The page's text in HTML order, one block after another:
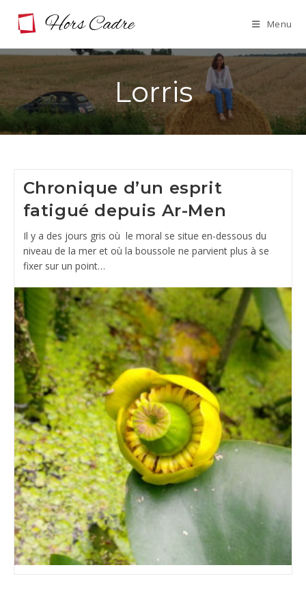
Menu
Lorris
Chronique d’un esprit
fatigué depuis Ar-Men
Il y a des jours gris où le moral se situe en-dessous du
niveau de la mer et où la boussole ne parvient plus à se
fixer sur un point…